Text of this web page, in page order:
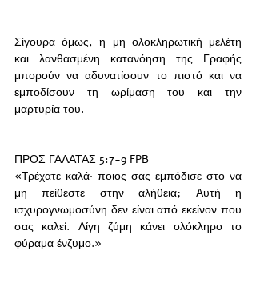
Σίγουρα όμως, η μη ολοκληρωτική μελέτη
και λανθασμένη κατανόηση της Γραφής
μπορούν να αδυνατίσουν το πιστό και να
εμποδίσουν τη ωρίμαση του και την
μαρτυρία του.
ΠΡΟΣ ΓΑΛΑΤΑΣ 5:7-9 FPB
«Tρέχατε καλά· ποιος σας εμπόδισε στο να
μη πείθεστε στην αλήθεια; Aυτή η
ισχυρογνωμοσύνη δεν είναι από εκείνον που
σας καλεί. Λίγη ζύμη κάνει ολόκληρο το
φύραμα ένζυμο.»